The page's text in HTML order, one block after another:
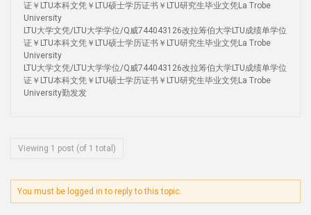
证￥LTU本科文凭￥LTU硕士学历证书￥LTU研究生毕业文凭La Trobe
University
LTU大学文凭/LTU大学学位/Q威744043126改拉筹伯大学LTU成绩单学位
证￥LTU本科文凭￥LTU硕士学历证书￥LTU研究生毕业文凭La Trobe
University
LTU大学文凭/LTU大学学位/Q威744043126改拉筹伯大学LTU成绩单学位
证￥LTU本科文凭￥LTU硕士学历证书￥LTU研究生毕业文凭La Trobe
University勤发发
Viewing 1 post (of 1 total)
You must be logged in to reply to this topic.